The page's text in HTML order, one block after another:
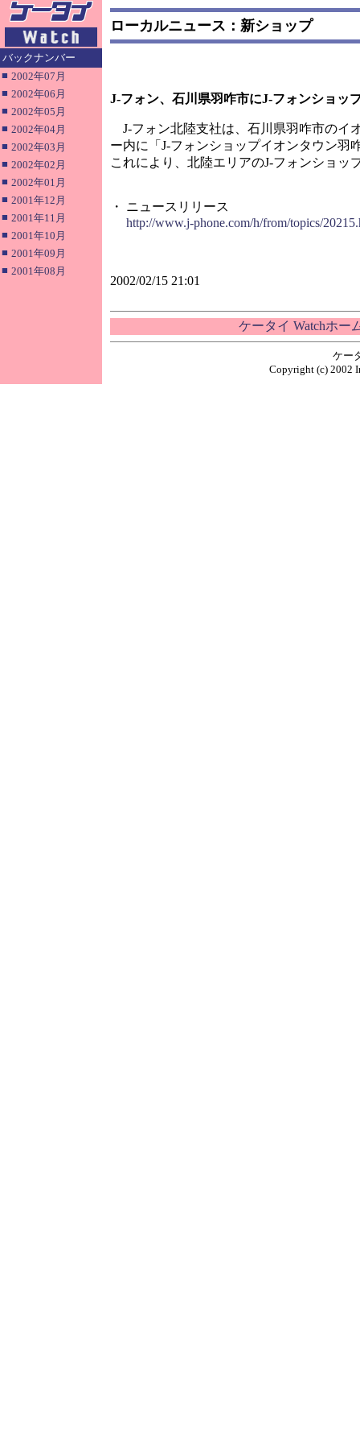
バックナンバー
■ 2002年07月
■ 2002年06月
■ 2002年05月
■ 2002年04月
■ 2002年03月
■ 2002年02月
■ 2002年01月
■ 2001年12月
■ 2001年11月
■ 2001年10月
■ 2001年09月
■ 2001年08月
ローカルニュース：新ショップ
J-フォン、石川県羽咋市にJ-フォンショッ
J-フォン北陸支社は、石川県羽咋市のイ
ー内に「J-フォンショップイオンタウン羽
これにより、北陸エリアのJ-フォンショッ
・ ニュースリリース
http://www.j-phone.com/h/from/topics/
2002/02/15 21:01
ケータイ Watchホー
ケー
Copyright (c) 2002